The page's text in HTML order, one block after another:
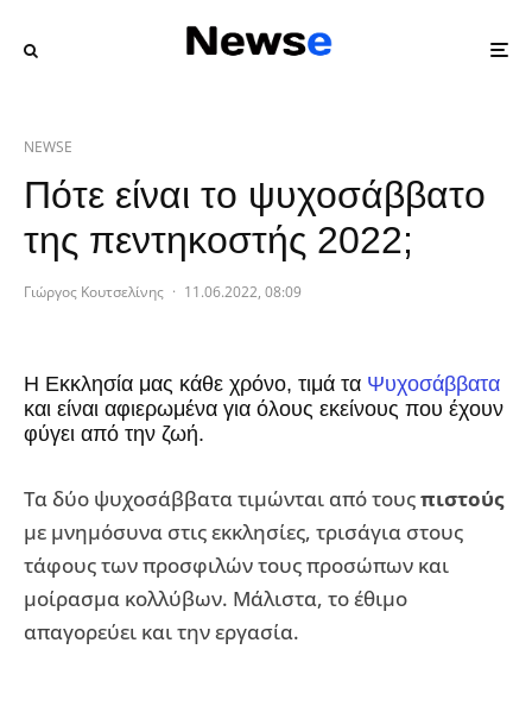
NEWSE
Πότε είναι το ψυχοσάββατο
της πεντηκοστής 2022;
Γιώργος Κουτσελίνης · 11.06.2022, 08:09
Η Εκκλησία μας κάθε χρόνο, τιμά τα Ψυχοσάββατα
και είναι αφιερωμένα για όλους εκείνους που έχουν
φύγει από την ζωή.
Τα δύο ψυχοσάββατα τιμώνται από τουςπιστούς
με μνημόσυνα στις εκκλησίες, τρισάγια στους
τάφους των προσφιλών τους προσώπων και
μοίρασμα κολλύβων. Μάλιστα, το έθιμο
απαγορεύει και την εργασία.